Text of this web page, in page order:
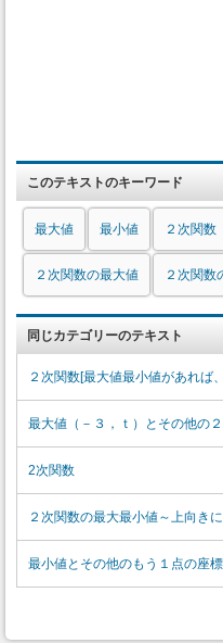
このテキストのキーワード
最大値 最小値 ２次関数
２次関数の最大値 ２次関数
同じカテゴリーのテキスト
２次関数[最大値最小値があれば
最大値（－３，ｔ）とその他の
2次関数
２次関数の最大最小値～上向き
最小値とその他のもう１点の座